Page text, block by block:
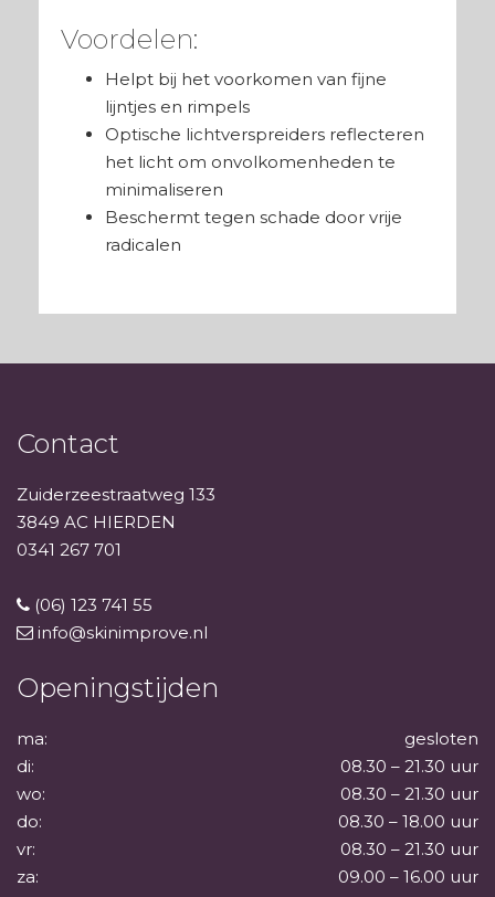
Voordelen:
Helpt bij het voorkomen van fijne
lijntjes en rimpels
Optische lichtverspreiders reflecteren
het licht om onvolkomenheden te
minimaliseren
Beschermt tegen schade door vrije
radicalen
Contact
Zuiderzeestraatweg 133
3849 AC HIERDEN
0341 267 701
(06) 123 741 55
info@skinimprove.nl
Openingstijden
ma:
gesloten
di:
08.30 – 21.30 uur
wo:
08.30 – 21.30 uur
do:
08.30 – 18.00 uur
vr:
08.30 – 21.30 uur
za:
09.00 – 16.00 uur